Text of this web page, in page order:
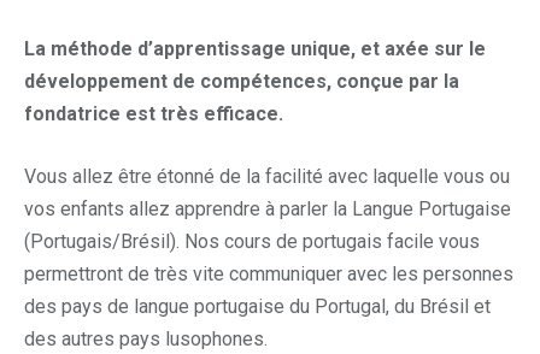
La méthode d’apprentissage unique, et axée sur le
développement de compétences, conçue par la
fondatrice est très efficace.
Vous allez être étonné de la facilité avec laquelle vous ou
vos enfants allez apprendre à parler la Langue Portugaise
(Portugais/Brésil). Nos cours de portugais facile vous
permettront de très vite communiquer avec les personnes
des pays de langue portugaise du Portugal, du Brésil et
des autres pays lusophones.